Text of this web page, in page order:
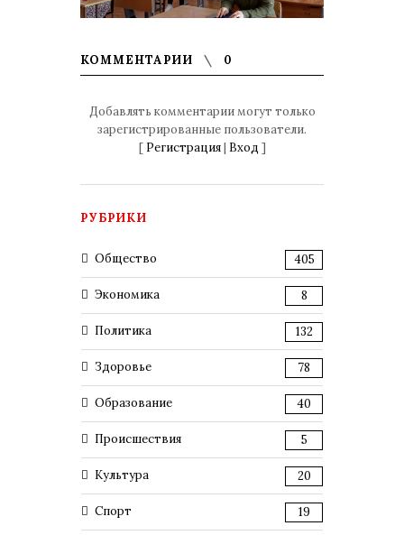
КОММЕНТАРИИ 0
Добавлять комментарии могут только
зарегистрированные пользователи.
[ Регистрация| Вход ]
РУБРИКИ
Общество 405
Экономика 8
Политика 132
Здоровье 78
Образование 40
Происшествия 5
Культура 20
Спорт 19